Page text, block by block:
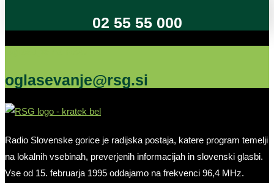
02 55 55 000
oglasevanje@rsg.si
Radio Slovenske gorice je radijska postaja, katere program temelji
na lokalnih vsebinah, preverjenih informacijah in slovenski glasbi.
Vse od 15. februarja 1995 oddajamo na frekvenci 96,4 MHz.